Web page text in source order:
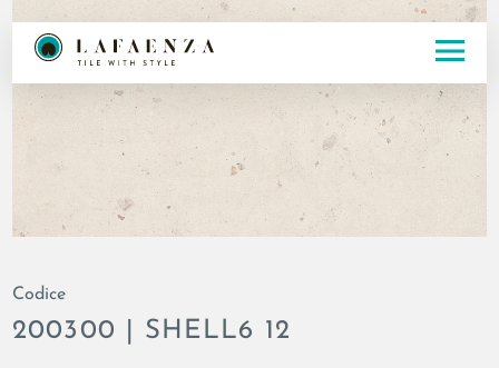
Codice
200300 | SHELL6 12